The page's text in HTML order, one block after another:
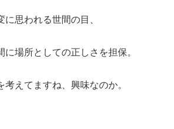
思われる世間の目、
場所としての正しさを担保。
えてますね、興味なのか。